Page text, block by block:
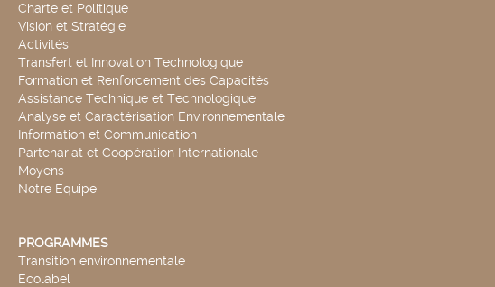
Charte et Politique
Vision et Stratégie
Activités
Transfert et Innovation Technologique
Formation et Renforcement des Capacités
Assistance Technique et Technologique
Analyse et Caractérisation Environnementale
Information et Communication
Partenariat et Coopération Internationale
Moyens
Notre Equipe
PROGRAMMES
Transition environnementale
Ecolabel